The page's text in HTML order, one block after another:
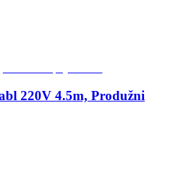
220V 4.5m, Produžni